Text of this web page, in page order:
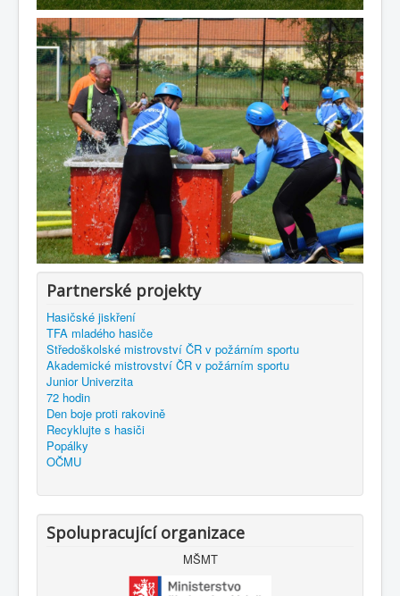
Partnerské projekty
Hasičské jiskření
TFA mladého hasiče
Středoškolské mistrovství ČR v požárním sportu
Akademické mistrovství ČR v požárním sportu
Junior Univerzita
72 hodin
Den boje proti rakovině
Recyklujte s hasiči
Popálky
OČMU
Spolupracující organizace
MŠMT